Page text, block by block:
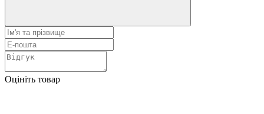
Оцініть товар